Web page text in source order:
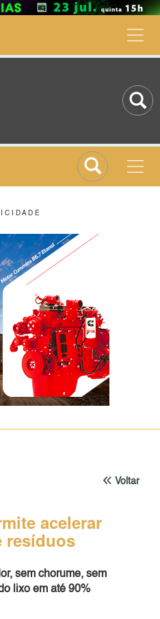
C I D A D E
Voltar
acelerar
resíduos
sem chorume, sem
lixo em até 90%